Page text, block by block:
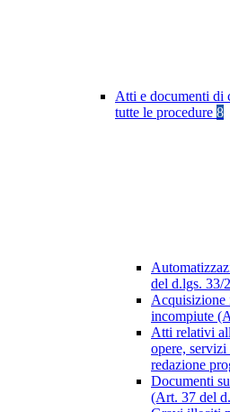
Atti e documenti di
tutte le procedure 8
del d.lgs. 33/
Acquisizione
incompiute
Atti relativi
opere,
redazione
Documenti
(Art. 37 del